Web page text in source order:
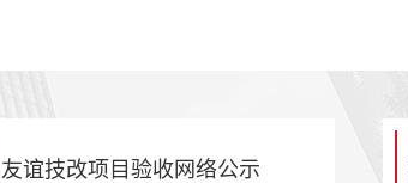
友谊技改项目验收网络公示